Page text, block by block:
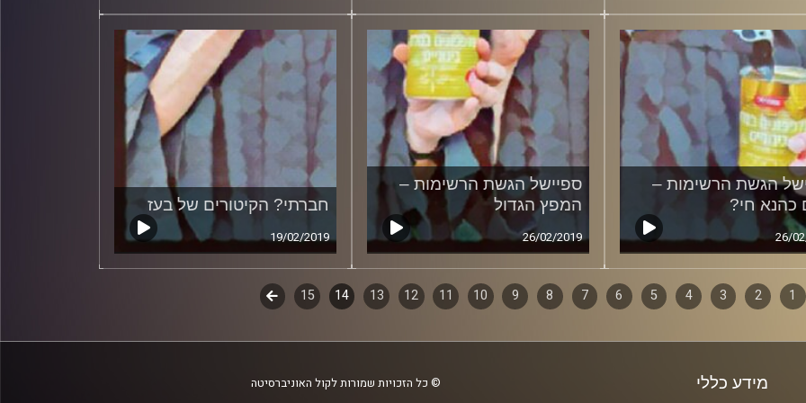
הגשת הרשימות –
כהנא חי?
26/
ספיישל הגשת הרשימות –
המפץ הגדול
26/02/2019
חברתי? הקיטורים של בעז
19/02/2019
1
2
3
4
5
6
7
8
9
10
11
12
13
14
15
לשלב
מידע כללי © כל הזכויות שמורות לקול האוניברסיטה